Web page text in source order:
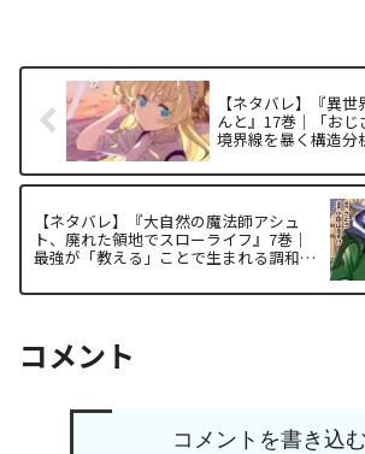
【ネタバレ】『異
んと』17巻｜「お
境界線を暴く構造分
【ネタバレ】『大自然の魔法師アシュ
ト、廃れた領地でスローライフ』7巻｜
最強が「教える」ことで生まれる調和の
コメント
コメントを書き込む